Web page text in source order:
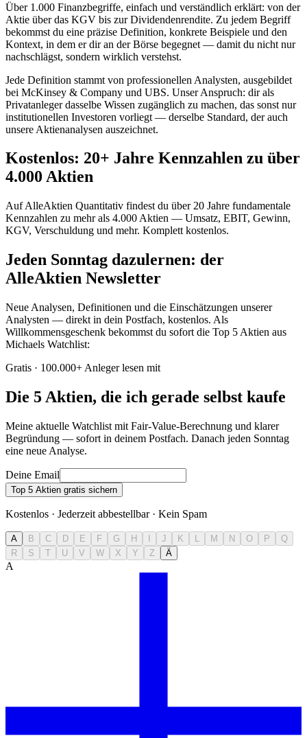
Über 1.000 Finanzbegriffe, einfach und verständlich erklärt: von der
Aktie über das KGV bis zur Dividendenrendite. Zu jedem Begriff
bekommst du eine präzise Definition, konkrete Beispiele und den
Kontext, in dem er dir an der Börse begegnet — damit du nicht nur
nachschlägst, sondern wirklich verstehst.
Jede Definition stammt von professionellen Analysten, ausgebildet
bei McKinsey & Company und UBS. Unser Anspruch: dir als
Privatanleger dasselbe Wissen zugänglich zu machen, das sonst nur
institutionellen Investoren vorliegt — derselbe Standard, der auch
unsere Aktienanalysen auszeichnet.
Kostenlos: 20+ Jahre Kennzahlen zu über
4.000 Aktien
Auf AlleAktien Quantitativ findest du über 20 Jahre fundamentale
Kennzahlen zu mehr als 4.000 Aktien — Umsatz, EBIT, Gewinn,
KGV, Verschuldung und mehr. Komplett kostenlos.
Jeden Sonntag dazulernen: der
AlleAktien Newsletter
Neue Analysen, Definitionen und die Einschätzungen unserer
Analysten — direkt in dein Postfach, kostenlos. Als
Willkommensgeschenk bekommst du sofort die Top 5 Aktien aus
Michaels Watchlist:
Gratis · 100.000+ Anleger lesen mit
Die 5 Aktien, die ich gerade selbst kaufe
Meine aktuelle Watchlist mit Fair-Value-Berechnung und klarer
Begründung — sofort in deinem Postfach. Danach jeden Sonntag
eine neue Analyse.
Deine Email
Top 5 Aktien gratis sichern
Kostenlos · Jederzeit abbestellbar · Kein Spam
A B C D E F G H J K L M N O P
Q
R
S T U V W X Y Z Ä
A